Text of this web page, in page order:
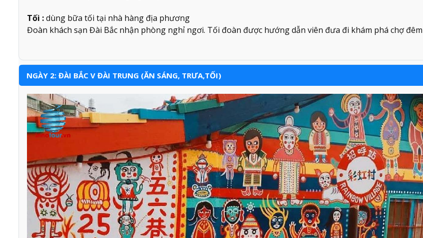
Tối :dùng bữa tối tại nhà hàng địa phương
Đoàn khách sạn Đài Bắc nhận phòng nghỉ ngơi. Tối đoàn được hướng dẫn viên đưa đi khám phá chợ đêm
NGÀY 2: ĐÀI BẮC V ĐÀI TRUNG (ĂN SÁNG, TRƯA,TỐI)